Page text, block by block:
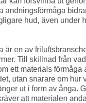
andningsförmåga
hud, även under
är en av
Till skillnad från
ett materials förmåga
utan snarare om hur
ut i form av ånga.
att materialen